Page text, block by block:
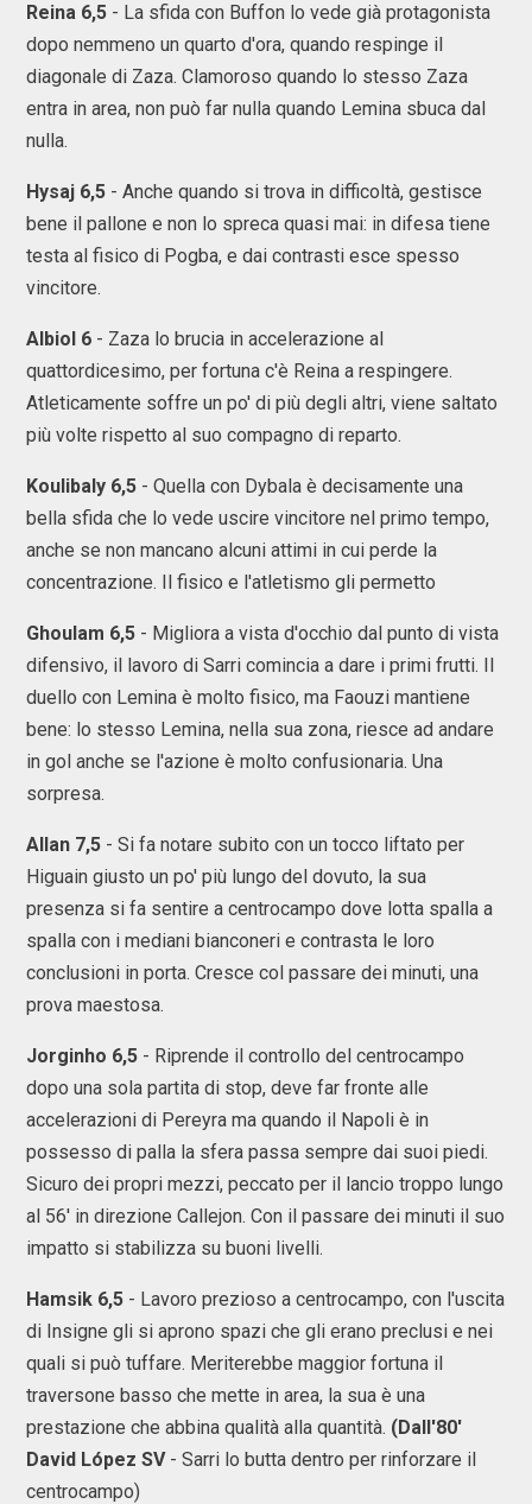
Reina 6,5 - La sfida con Buffon lo vede già protagonista
dopo nemmeno un quarto d'ora, quando respinge il
diagonale di Zaza. Clamoroso quando lo stesso Zaza
entra in area, non può far nulla quando Lemina sbuca dal
nulla.
Hysaj 6,5 - Anche quando si trova in difficoltà, gestisce
bene il pallone e non lo spreca quasi mai: in difesa tiene
testa al fisico di Pogba, e dai contrasti esce spesso
vincitore.
Albiol 6 - Zaza lo brucia in accelerazione al
quattordicesimo, per fortuna c'è Reina a respingere.
Atleticamente soffre un po' di più degli altri, viene saltato
più volte rispetto al suo compagno di reparto.
Koulibaly 6,5 - Quella con Dybala è decisamente una
bella sfida che lo vede uscire vincitore nel primo tempo,
anche se non mancano alcuni attimi in cui perde la
concentrazione. Il fisico e l'atletismo gli permetto
Ghoulam 6,5 - Migliora a vista d'occhio dal punto di vista
difensivo, il lavoro di Sarri comincia a dare i primi frutti. Il
duello con Lemina è molto fisico, ma Faouzi mantiene
bene: lo stesso Lemina, nella sua zona, riesce ad andare
in gol anche se l'azione è molto confusionaria. Una
sorpresa.
Allan 7,5 - Si fa notare subito con un tocco liftato per
Higuain giusto un po' più lungo del dovuto, la sua
presenza si fa sentire a centrocampo dove lotta spalla a
spalla con i mediani bianconeri e contrasta le loro
conclusioni in porta. Cresce col passare dei minuti, una
prova maestosa.
Jorginho 6,5 - Riprende il controllo del centrocampo
dopo una sola partita di stop, deve far fronte alle
accelerazioni di Pereyra ma quando il Napoli è in
possesso di palla la sfera passa sempre dai suoi piedi.
Sicuro dei propri mezzi, peccato per il lancio troppo lungo
al 56' in direzione Callejon. Con il passare dei minuti il suo
impatto si stabilizza su buoni livelli.
Hamsik 6,5 - Lavoro prezioso a centrocampo, con l'uscita
di Insigne gli si aprono spazi che gli erano preclusi e nei
quali si può tuffare. Meriterebbe maggior fortuna il
traversone basso che mette in area, la sua è una
prestazione che abbina qualità alla quantità. (Dall'80'
David López SV- Sarri lo butta dentro per rinforzare il
centrocampo)